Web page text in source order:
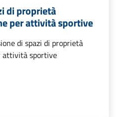
di proprietà
per attività sportive
di spazi di proprietà
attività sportive